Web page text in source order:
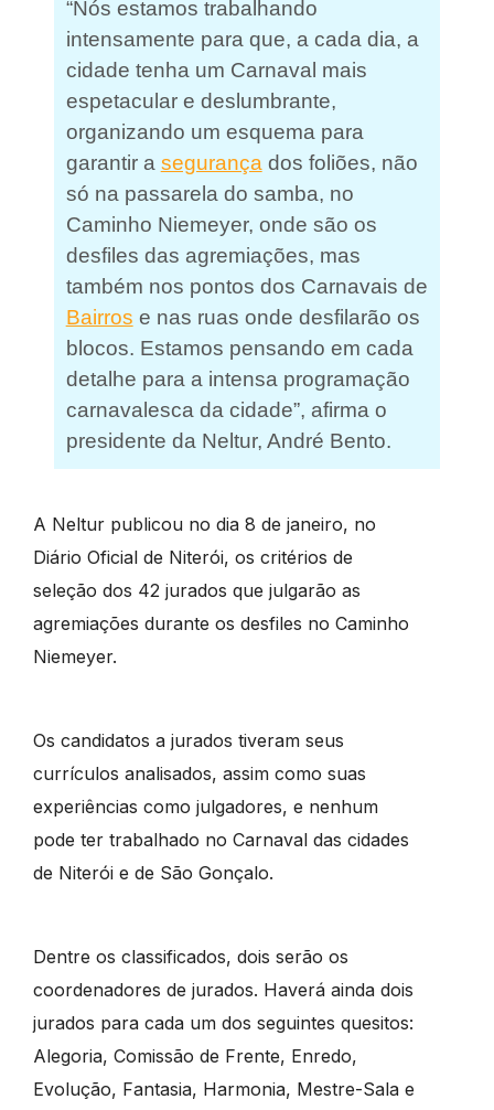
“Nós estamos trabalhando
intensamente para que, a cada dia, a
cidade tenha um Carnaval mais
espetacular e deslumbrante,
organizando um esquema para
garantir a segurança dos foliões, não
só na passarela do samba, no
Caminho Niemeyer, onde são os
desfiles das agremiações, mas
também nos pontos dos Carnavais de
Bairros e nas ruas onde desfilarão os
blocos. Estamos pensando em cada
detalhe para a intensa programação
carnavalesca da cidade”, afirma o
presidente da Neltur, André Bento.
A Neltur publicou no dia 8 de janeiro, no
Diário Oficial de Niterói, os critérios de
seleção dos 42 jurados que julgarão as
agremiações durante os desfiles no Caminho
Niemeyer.
Os candidatos a jurados tiveram seus
currículos analisados, assim como suas
experiências como julgadores, e nenhum
pode ter trabalhado no Carnaval das cidades
de Niterói e de São Gonçalo.
Dentre os classificados, dois serão os
coordenadores de jurados. Haverá ainda dois
jurados para cada um dos seguintes quesitos:
Alegoria, Comissão de Frente, Enredo,
Evolução, Fantasia, Harmonia, Mestre-Sala e